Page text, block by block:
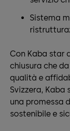
Sistema
Con Kaba star
chiusura che
qualità e
Svizzera, Kaba
una promessa
sostenibile e